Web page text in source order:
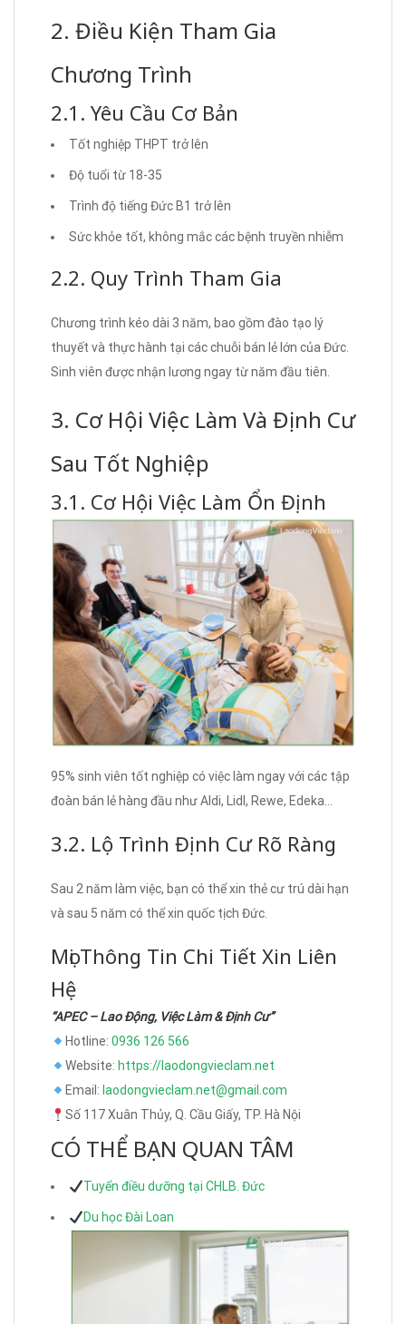
2. Điều Kiện Tham Gia
Chương Trình
2.1. Yêu Cầu Cơ Bản
Tốt nghiệp THPT trở lên
Độ tuổi từ 18-35
Trình độ tiếng Đức B1 trở lên
Sức khỏe tốt, không mắc các bệnh truyền nhiễm
2.2. Quy Trình Tham Gia
Chương trình kéo dài 3 năm, bao gồm đào tạo lý
thuyết và thực hành tại các chuỗi bán lẻ lớn của Đức.
Sinh viên được nhận lương ngay từ năm đầu tiên.
3. Cơ Hội Việc Làm Và Định Cư
Sau Tốt Nghiệp
3.1. Cơ Hội Việc Làm Ổn Định
95% sinh viên tốt nghiệp có việc làm ngay với các tập
đoàn bán lẻ hàng đầu như Aldi, Lidl, Rewe, Edeka…
3.2. Lộ Trình Định Cư Rõ Ràng
Sau 2 năm làm việc, bạn có thể xin thẻ cư trú dài hạn
và sau 5 năm có thể xin quốc tịch Đức.
Mọi Thông Tin Chi Tiết Xin Liên
Hệ
“APEC – Lao Động, Việc Làm & Định Cư”
Hotline: 0936 126 566
Website: https://laodongvieclam.net
Email: laodongvieclam.net@gmail.com
Số 117 Xuân Thủy, Q. Cầu Giấy, TP. Hà Nội
CÓ THỂ BẠN QUAN TÂM
Tuyển điều dưỡng tại CHLB. Đức
Du học Đài Loan